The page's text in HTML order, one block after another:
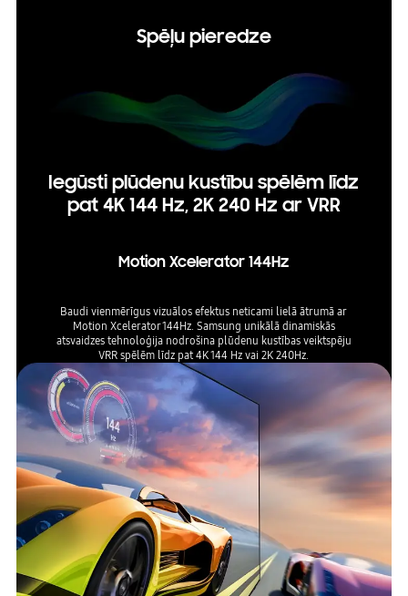
Spēļu pieredze
Iegūsti plūdenu kustību spēlēm līdz
pat 4K 144 Hz, 2K 240 Hz ar VRR
Motion Xcelerator 144Hz
Baudi vienmērīgus vizuālos efektus neticami lielā ātrumā ar
Motion Xcelerator 144Hz. Samsung unikālā dinamiskās
atsvaidzes tehnoloģija nodrošina plūdenu kustības veiktspēju
VRR spēlēm līdz pat 4K 144 Hz vai 2K 240Hz.